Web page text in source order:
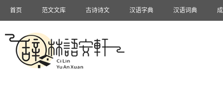
首页 范文文库 古诗诗文 汉语字典 汉语词典